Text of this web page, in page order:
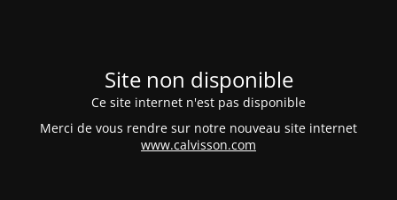
Site non disponible
Ce site internet n'est pas disponible
Merci de vous rendre sur notre nouveau site internet
www.calvisson.com